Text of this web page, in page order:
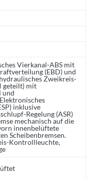
Vierkanal-ABS mit
(EBD) und
Zweikreis-
geteilt) mit
und
inklusive
Regelung (ASR)
mechanisch auf die
innenbelüftete
Scheibenbremsen.
Kontrollleuchte,